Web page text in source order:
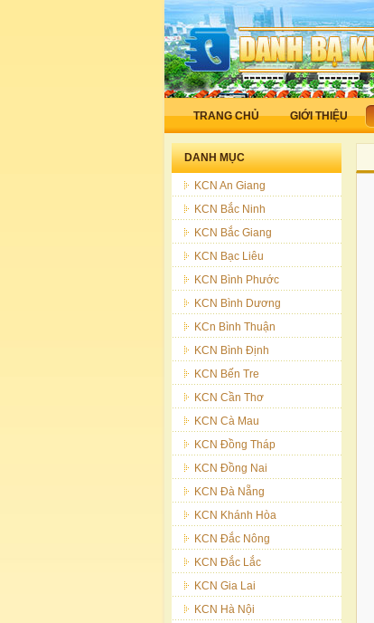
TRANG CHỦ GIỚI THIỆU
DANH MỤC
KCN An Giang
KCN Bắc Ninh
KCN Bắc Giang
KCN Bạc Liêu
KCN Bình Phước
KCN Bình Dương
KCn Bình Thuận
KCN Bình Định
KCN Bến Tre
KCN Cần Thơ
KCN Cà Mau
KCN Đồng Tháp
KCN Đồng Nai
KCN Đà Nẵng
KCN Khánh Hòa
KCN Đắc Nông
KCN Đắc Lắc
KCN Gia Lai
KCN Hà Nội